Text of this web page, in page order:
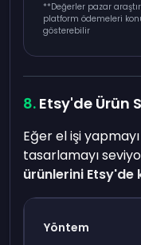
**Değerler pazar
platform ödemeleri
gösterebilir
Etsy'de Ürün
Eğer el işi
tasarlamayı
ürünlerini
Yöntem